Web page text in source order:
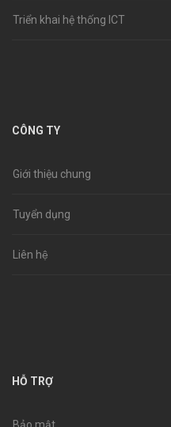
Triển khai hệ thống ICT
CÔNG TY
Giới thiệu chung
Tuyển dụng
Liên hệ
HỖ TRỢ